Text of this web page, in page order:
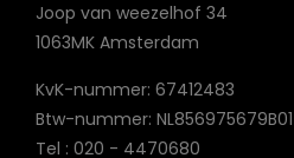
Joop van weezelhof 34
1063MK Amsterdam
KvK-nummer: 67412483
Btw-nummer: NL856975679B01
Tel : 020 - 4470680